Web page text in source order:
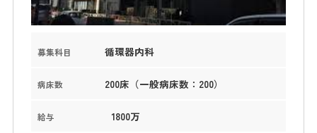
募集科目 循環器内科
病床数 200床（一般病床数：200）
給与 1800万